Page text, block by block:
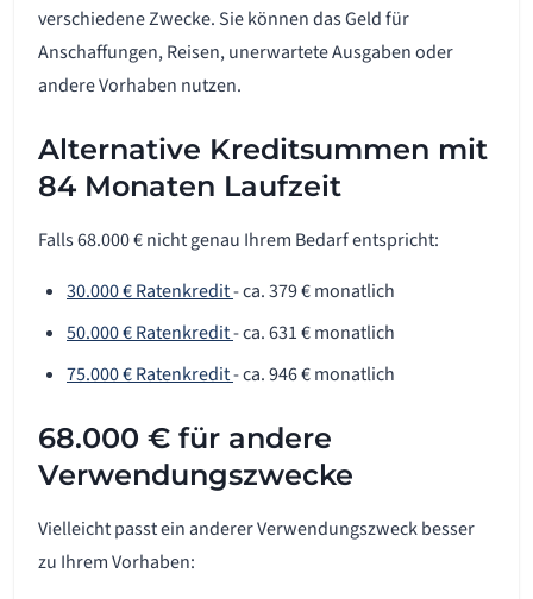
verschiedene Zwecke. Sie können das Geld für
Anschaffungen, Reisen, unerwartete Ausgaben oder
andere Vorhaben nutzen.
Alternative Kreditsummen mit
84 Monaten Laufzeit
Falls 68.000 € nicht genau Ihrem Bedarf entspricht:
30.000 € Ratenkredit- ca. 379 € monatlich
50.000 € Ratenkredit- ca. 631 € monatlich
75.000 € Ratenkredit- ca. 946 € monatlich
68.000 € für andere
Verwendungszwecke
Vielleicht passt ein anderer Verwendungszweck besser
zu Ihrem Vorhaben: